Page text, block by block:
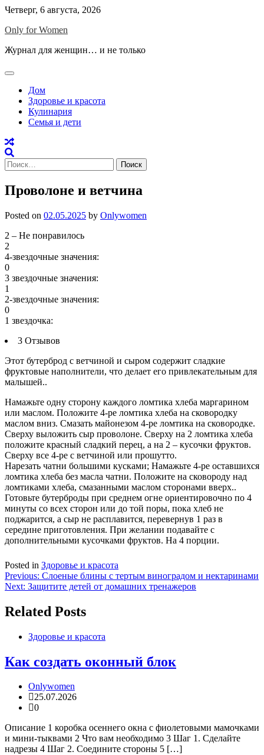
Skip
content
Четверг, 6 августа, 2026
Only for Women
Журнал для женщин… и не только
Дом
Здоровье и красота
Кулинария
Семья и дети
Найти:
Проволоне и ветчина
Posted on 02.05.2025 by Onlywomen
2 – Не понравилось
2
4-звездочные значения:
0
3 звездочные значения:
1
2-звездочные значения:
0
1 звездочка:
3 Отзывов
Этот бутерброд с ветчиной и сыром содержит сладкие
фруктовые наполнители, что делает его привлекательным для
малышей..
Намажьте одну сторону каждого ломтика хлеба маргарином
или маслом. Положите 4-ре ломтика хлеба на сковородку
маслом вниз. Смазать майонезом 4-ре ломтика на сковородке.
Сверху выложить сыр проволоне. Сверху на 2 ломтика хлеба
положите красный сладкий перец, а на 2 – кусочки фруктов.
Сверху все 4-ре с ветчиной или прошутто.
Нарезать чатни большими кусками; Намажьте 4-ре оставшихся
ломтика хлеба без масла чатни. Положите на сковороду над
ломтиками хлеба, смазанными маслом сторонами вверх..
Готовьте бутерброды при среднем огне ориентировочно по 4
минуты со всех сторон или до той поры, пока хлеб не
поджарится, а сыр не расплавится, перевернув 1 раз в
середине приготовления. При желании подавайте с
дополнительными кусочками фруктов. На 4 порции.
Posted in Здоровье и красота
Навигация
по
записям
Previous: Слоеные блины с тертым виноградом и нектаринами
Next: Защитите детей от домашних тренажеров
Related Posts
Здоровье и красота
Как создать оконный блок
Onlywomen
25.07.2026
0
Описание 1 коробка осеннего окна с фиолетовыми мамочками
и мини-тыквами 2 Что вам необходимо 3 Шаг 1. Сделайте
надрезы 4 Шаг 2. Соедините стороны 5 […]